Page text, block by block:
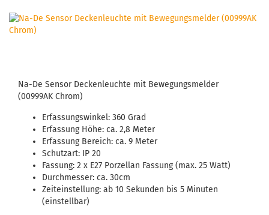
Na-De Sensor Deckenleuchte mit Bewegungsmelder
(00999AK Chrom)
Erfassungswinkel: 360 Grad
Erfassung Höhe: ca. 2,8 Meter
Erfassung Bereich: ca. 9 Meter
Schutzart: IP 20
Fassung: 2 x E27 Porzellan Fassung (max. 25 Watt)
Durchmesser: ca. 30cm
Zeiteinstellung: ab 10 Sekunden bis 5 Minuten
(einstellbar)